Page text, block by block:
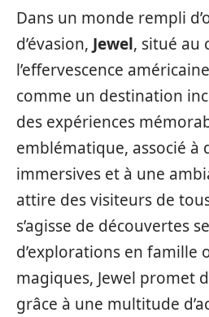
Dans un monde rempli
d’évasion, Jewel, situé au
l’effervescence
comme un destination
des expériences
emblématique, associé à
immersives et à une
attire des visiteurs de
s’agisse de découvertes
d’explorations en famille
magiques, Jewel promet
grâce à une multitude